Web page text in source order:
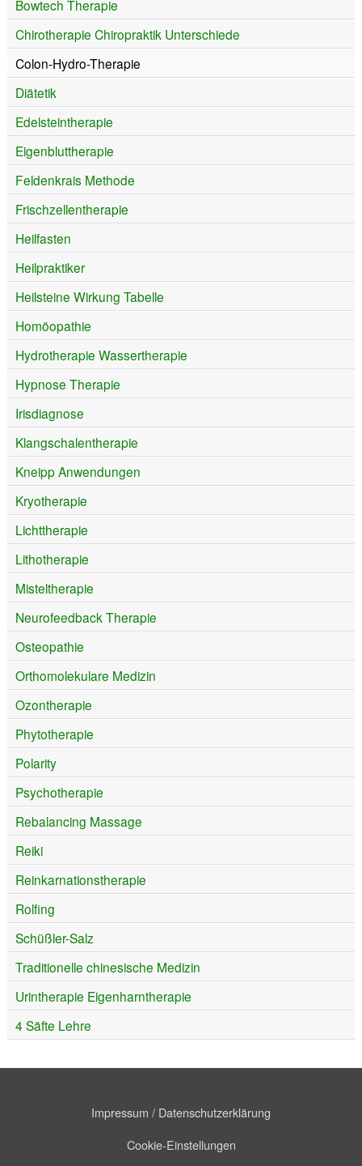
Bowtech Therapie
Chirotherapie Chiropraktik Unterschiede
Colon-Hydro-Therapie
Diätetik
Edelsteintherapie
Eigenbluttherapie
Feldenkrais Methode
Frischzellentherapie
Heilfasten
Heilpraktiker
Heilsteine Wirkung Tabelle
Homöopathie
Hydrotherapie Wassertherapie
Hypnose Therapie
Irisdiagnose
Klangschalentherapie
Kneipp Anwendungen
Kryotherapie
Lichttherapie
Lithotherapie
Misteltherapie
Neurofeedback Therapie
Osteopathie
Orthomolekulare Medizin
Ozontherapie
Phytotherapie
Polarity
Psychotherapie
Rebalancing Massage
Reiki
Reinkarnationstherapie
Rolfing
Schüßler-Salz
Traditionelle chinesische Medizin
Urintherapie Eigenharntherapie
4 Säfte Lehre
Impressum / Datenschutzerklärung
Cookie-Einstellungen